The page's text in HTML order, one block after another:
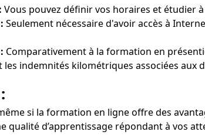
Vous pouvez définir vos horaires et étudier
Seulement nécessaire d'avoir accès à
Comparativement à la formation en
les indemnités kilométriques associées aux
si la formation en ligne offre des
qualité d’apprentissage répondant à vos